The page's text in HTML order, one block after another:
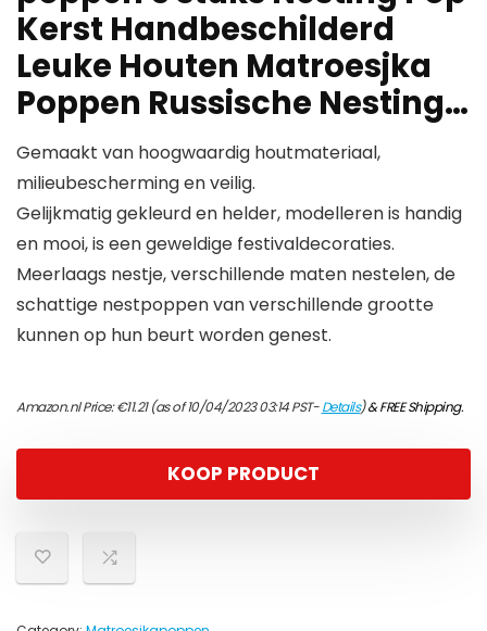
Kerst Handbeschilderd
Leuke Houten Matroesjka
Poppen Russische Nesting…
Gemaakt van hoogwaardig houtmateriaal,
milieubescherming en veilig.
Gelijkmatig gekleurd en helder, modelleren is handig
en mooi, is een geweldige festivaldecoraties.
Meerlaags nestje, verschillende maten nestelen, de
schattige nestpoppen van verschillende grootte
kunnen op hun beurt worden genest.
Amazon.nl Price:€11.21(as of 10/04/2023 03:14 PST-Details)&FREE Shipping.
KOOP PRODUCT